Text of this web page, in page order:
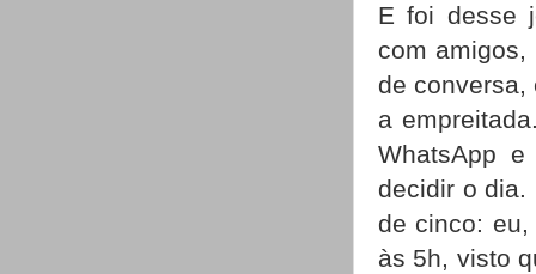
E foi desse
com amigos,
de conversa,
a
WhatsApp
decidir o dia.
de cinco:
às 5h, visto